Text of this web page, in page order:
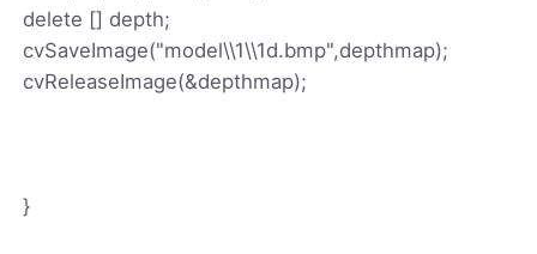
delete [] depth;
cvSaveImage("model\\1\\1d.bmp",depthmap);
cvReleaseImage(&depthmap);
}